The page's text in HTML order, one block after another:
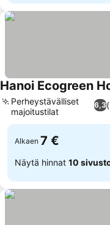
Hanoi Ecogreen
6,3
Perheystävälliset
majoitustilat
Alkaen 7 €
Näytä hinnat 10